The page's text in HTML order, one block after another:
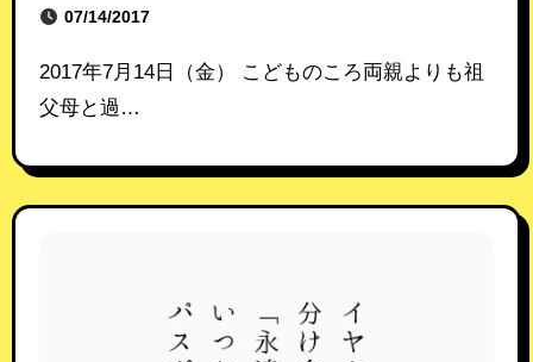
07/14/2017
2017年7月14日（金） こどものころ両親よりも祖
父母と過…